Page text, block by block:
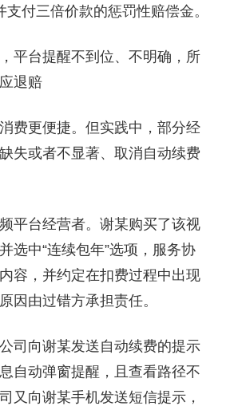
付三倍价款的惩罚性赔偿金。
台提醒不到位、不明确，所
退赔
更便捷。但实践中，部分经
失或者不显著、取消自动续费
台经营者。谢某购买了该视
选中“连续包年”选项，服务协
容，并约定在扣费过程中出现
因由过错方承担责任。
向谢某发送自动续费的提示
自动弹窗提醒，且查看路径不
又向谢某手机发送短信提示，